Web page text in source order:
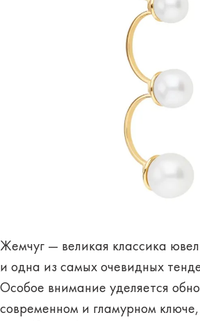
Жемчуг — великая классика
и одна из самых очевидных
Особое внимание уделяется
современном и гламурном ключе,